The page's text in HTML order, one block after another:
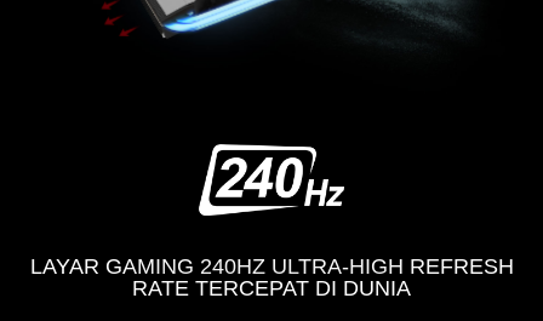
LAYAR GAMING 240HZ ULTRA-HIGH REFRESH
RATE TERCEPAT DI DUNIA